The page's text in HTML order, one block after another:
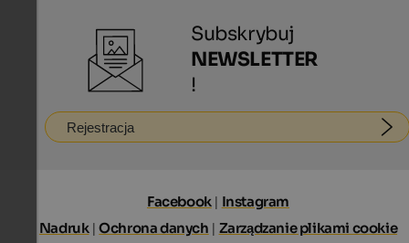
Subskrybuj
NEWSLETTER
!
Rejestracja
Facebook | Instagram
Nadruk |Ochrona danych | Zarządzanie plikami cookie